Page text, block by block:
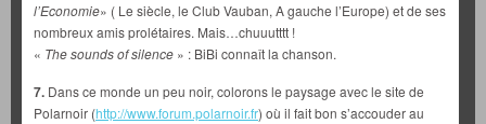
l’Economie» ( Le siècle, le Club Vauban, A gauche l’Europe) et de ses
nombreux amis prolétaires. Mais…chuuutttt !
« The sounds of silence » : BiBi connaît la chanson.
7. Dans ce monde un peu noir, colorons le paysage avec le site de
Polarnoir (http://www.forum.polarnoir.fr) où il fait bon s’accouder au